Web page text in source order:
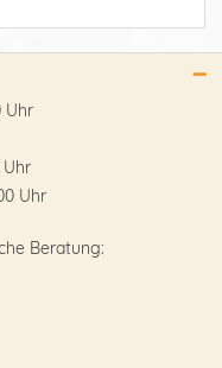
Uhr
Uhr
Uhr
Beratung: